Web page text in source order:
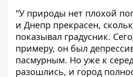
"У природы нет плохой
и Днепр прекрасен,
показывал градусник.
примеру, он был
пасмурным. Но уже к
разошлись, и город